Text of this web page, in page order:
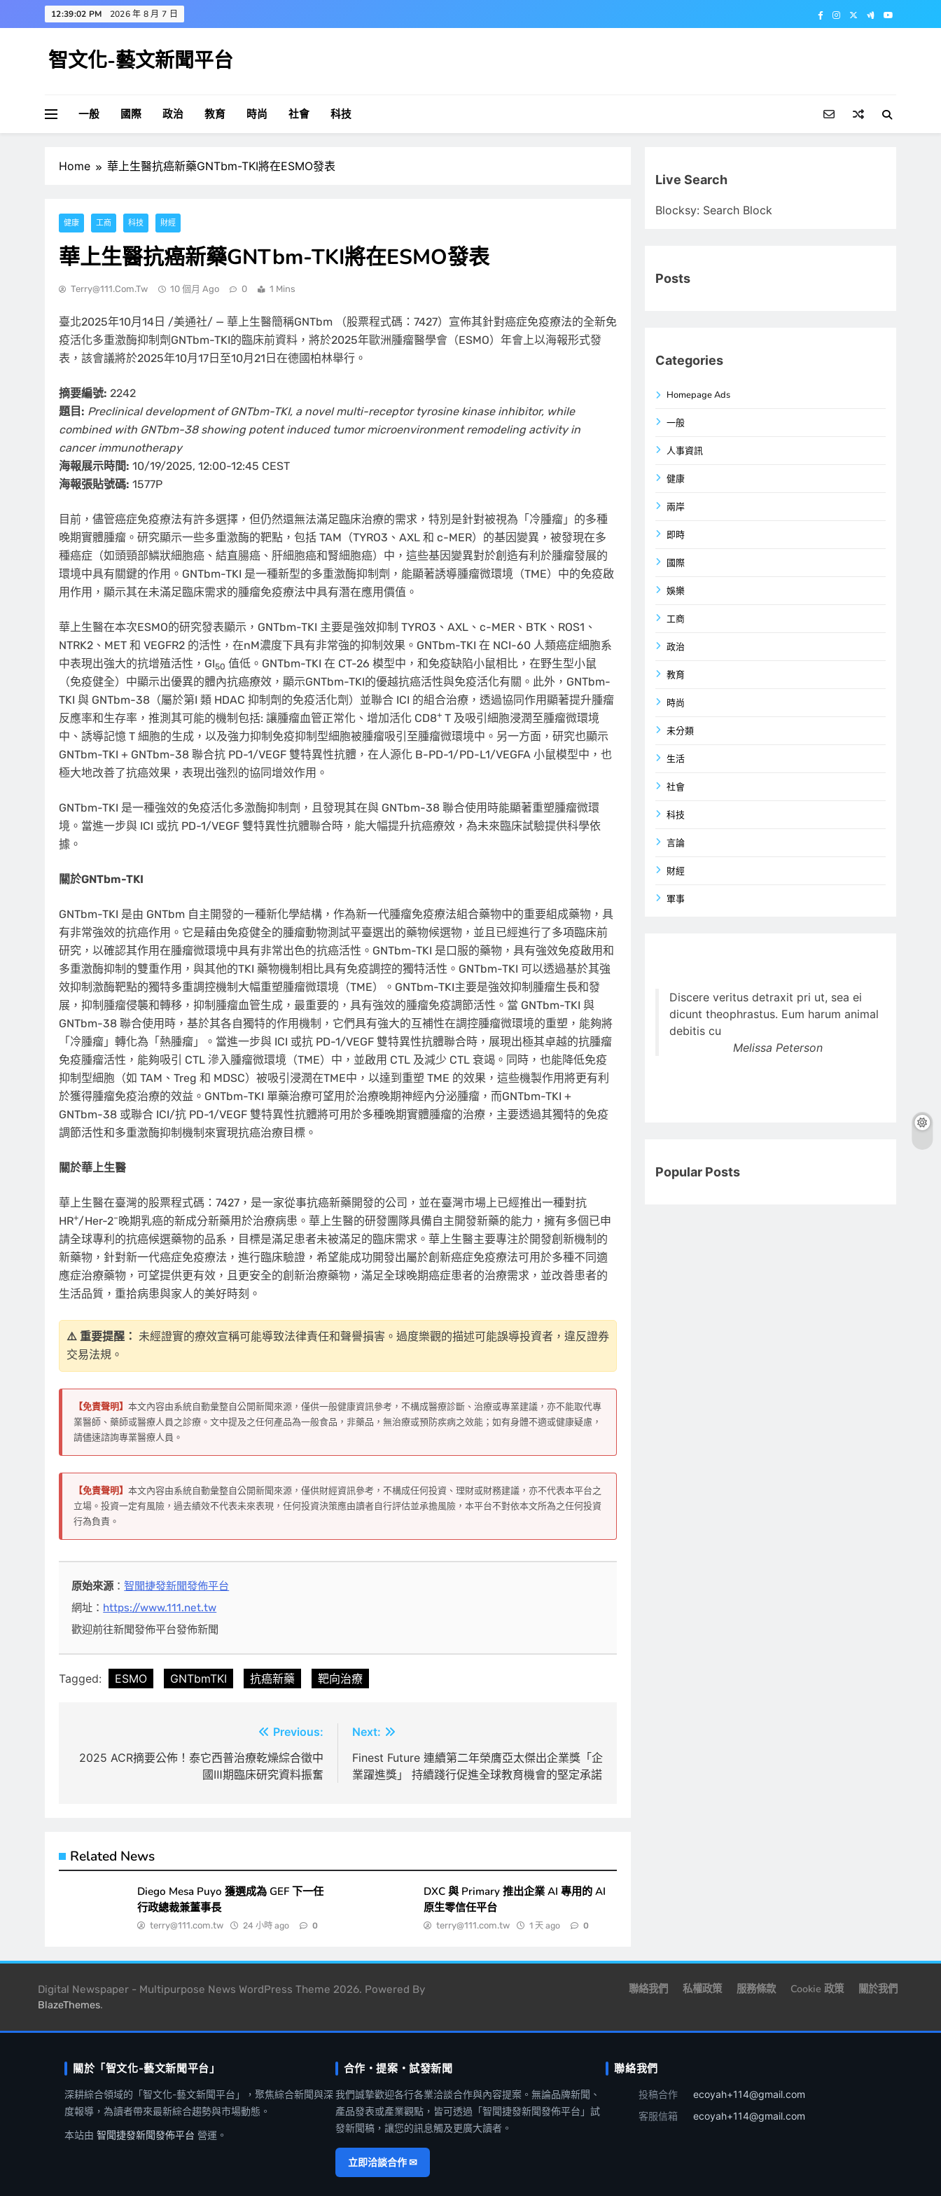
to
12:39:02 PM 2026 年 8 月 7 日
智文化-藝文新聞平台
一般 國際 政治 教育 時尚 社會 科技
Home 華上生醫抗癌新藥GNTbm-TKI將在ESMO發表
健康 工商 科技 財經
華上生醫抗癌新藥GNTbm-TKI將在ESMO發表
Terry@111.com.tw 10 個月 Ago 0 1 Mins
臺北2025年10月14日 /美通社/ — 華上生醫簡稱GNTbm （股票程式碼：7427）宣佈其針對癌症免疫療法的全新免
疫活化多重激酶抑制劑GNTbm-TKI的臨床前資料，將於2025年歐洲腫瘤醫學會（ESMO）年會上以海報形式發
表，該會議將於2025年10月17日至10月21日在德國柏林舉行。
摘要編號: 2242
題目 : Preclinical development of GNTbm-TKI, a novel multi-receptor tyrosine kinase inhibitor, while
combined with GNTbm-38 showing potent induced tumor microenvironment remodeling activity in
cancer immunotherapy
海報展示時間: 10/19/2025, 12:00-12:45 CEST
海報張貼號碼: 1577P
目前，儘管癌症免疫療法有許多選擇，但仍然還無法滿足臨床治療的需求，特別是針對被視為「冷腫瘤」的多種
晚期實體腫瘤。研究顯示一些多重激酶的靶點，包括 TAM（TYRO3、AXL 和 c-MER）的基因變異，被發現在多
種癌症（如頭頸部鱗狀細胞癌、結直腸癌、肝細胞癌和腎細胞癌）中，這些基因變異對於創造有利於腫瘤發展的
環境中具有關鍵的作用。GNTbm-TKI 是一種新型的多重激酶抑制劑，能顯著誘導腫瘤微環境（TME）中的免疫啟
用作用，顯示其在未滿足臨床需求的腫瘤免疫療法中具有潛在應用價值。
華上生醫在本次ESMO的研究發表顯示，GNTbm-TKI 主要是強效抑制 TYRO3、AXL、c-MER、BTK、ROS1、
NTRK2、MET 和 VEGFR2 的活性，在nM濃度下具有非常強的抑制效果。GNTbm-TKI 在 NCI-60 人類癌症細胞系
中表現出強大的抗增殖活性，GI50 值低。GNTbm-TKI 在 CT-26 模型中，和免疫缺陷小鼠相比，在野生型小鼠
（免疫健全）中顯示出優異的體內抗癌療效，顯示GNTbm-TKI的優越抗癌活性與免疫活化有關。此外，GNTbm-
TKI 與 GNTbm-38（屬於第I 類 HDAC 抑制劑的免疫活化劑）並聯合 ICI 的組合治療，透過協同作用顯著提升腫瘤
反應率和生存率，推測其可能的機制包括: 讓腫瘤血管正常化、增加活化 CD8+ T 及吸引細胞浸潤至腫瘤微環境
中、誘導記憶 T 細胞的生成，以及強力抑制免疫抑制型細胞被腫瘤吸引至腫瘤微環境中。另一方面，研究也顯示
GNTbm-TKI + GNTbm-38 聯合抗 PD-1/VEGF 雙特異性抗體，在人源化 B-PD-1/PD-L1/VEGFA 小鼠模型中，也
極大地改善了抗癌效果，表現出強烈的協同增效作用。
GNTbm-TKI 是一種強效的免疫活化多激酶抑制劑，且發現其在與 GNTbm-38 聯合使用時能顯著重塑腫瘤微環
境。當進一步與 ICI 或抗 PD-1/VEGF 雙特異性抗體聯合時，能大幅提升抗癌療效，為未來臨床試驗提供科學依
據。
關於GNTbm-TKI
GNTbm-TKI 是由 GNTbm 自主開發的一種新化學結構，作為新一代腫瘤免疫療法組合藥物中的重要組成藥物，具
有非常強效的抗癌作用。它是藉由免疫健全的腫瘤動物測試平臺選出的藥物候選物，並且已經進行了多項臨床前
研究，以確認其作用在腫瘤微環境中具有非常出色的抗癌活性。GNTbm-TKI 是口服的藥物，具有強效免疫啟用和
多重激酶抑制的雙重作用，與其他的TKI 藥物機制相比具有免疫調控的獨特活性。GNTbm-TKI 可以透過基於其強
效抑制激酶靶點的獨特多重調控機制大幅重塑腫瘤微環境（TME）。GNTbm-TKI主要是強效抑制腫瘤生長和發
展，抑制腫瘤侵襲和轉移，抑制腫瘤血管生成，最重要的，具有強效的腫瘤免疫調節活性。當 GNTbm-TKI 與
GNTbm-38 聯合使用時，基於其各自獨特的作用機制，它們具有強大的互補性在調控腫瘤微環境的重塑，能夠將
「冷腫瘤」轉化為「熱腫瘤」。當進一步與 ICI 或抗 PD-1/VEGF 雙特異性抗體聯合時，展現出極其卓越的抗腫瘤
免疫腫瘤活性，能夠吸引 CTL 滲入腫瘤微環境（TME）中，並啟用 CTL 及減少 CTL 衰竭。同時，也能降低免疫
抑制型細胞（如 TAM、Treg 和 MDSC）被吸引浸潤在TME中，以達到重塑 TME 的效果，這些機製作用將更有利
於獲得腫瘤免疫治療的效益。GNTbm-TKI 單藥治療可望用於治療晚期神經內分泌腫瘤，而GNTbm-TKI +
GNTbm-38 或聯合 ICI/抗 PD-1/VEGF 雙特異性抗體將可用於多種晚期實體腫瘤的治療，主要透過其獨特的免疫
調節活性和多重激酶抑制機制來實現抗癌治療目標。
關於華上生醫
華上生醫在臺灣的股票程式碼：7427，是一家從事抗癌新藥開發的公司，並在臺灣市場上已經推出一種對抗
HR+/Her-2–晚期乳癌的新成分新藥用於治療病患。華上生醫的研發團隊具備自主開發新藥的能力，擁有多個已申
請全球專利的抗癌候選藥物的品系，目標是滿足患者未被滿足的臨床需求。華上生醫主要專注於開發創新機制的
新藥物，針對新一代癌症免疫療法，進行臨床驗證，希望能成功開發出屬於創新癌症免疫療法可用於多種不同適
應症治療藥物，可望提供更有效，且更安全的創新治療藥物，滿足全球晚期癌症患者的治療需求，並改善患者的
生活品質，重拾病患與家人的美好時刻。
⚠️ 重要提醒： 未經證實的療效宣稱可能導致法律責任和聲譽損害。過度樂觀的描述可能誤導投資者，違反證券
交易法規。
【免責聲明】 本文內容由系統自動彙整自公開新聞來源，僅供一般健康資訊參考，不構成醫療診斷、治療或專業建議，亦不能取代專
業醫師、藥師或醫療人員之診療。文中提及之任何產品為一般食品，非藥品，無治療或預防疾病之效能；如有身體不適或健康疑慮，
請儘速諮詢專業醫療人員。
【免責聲明】 本文內容由系統自動彙整自公開新聞來源，僅供財經資訊參考，不構成任何投資、理財或財務建議，亦不代表本平台之
立場。投資一定有風險，過去績效不代表未來表現，任何投資決策應由讀者自行評估並承擔風險，本平台不對依本文所為之任何投資
行為負責。
原始來源 ：智聞捷發新聞發佈平台
網址： https://www.111.net.tw
歡迎前往新聞發佈平台發佈新聞
Tagged: ESMO GNTbmTKI 抗癌新藥 靶向治療
章
Previous:
2025 ACR摘要公佈！泰它西普治療乾燥綜合徵中
國Ⅲ期臨床研究資料振奮
Next:
Finest Future 連續第二年榮膺亞太傑出企業獎「企
業躍進獎」 持續踐行促進全球教育機會的堅定承諾
Related News
Diego Mesa Puyo 獲選成為 GEF 下一任
行政總裁兼董事長
terry@111.com.tw 24 小時 ago 0
DXC 與 Primary 推出企業 AI 專用的 AI
原生零信任平台
terry@111.com.tw 1 天 ago 0
Live Search
Blocksy: Search Block
Posts
Categories
Homepage Ads
一般
人事資訊
健康
兩岸
即時
國際
娛樂
工商
政治
教育
時尚
未分類
生活
社會
科技
言論
財經
軍事
Discere veritus detraxit pri ut, sea ei
dicunt theophrastus. Eum harum animal
debitis cu
Melissa Peterson
Popular Posts
Digital Newspaper - Multipurpose News WordPress Theme 2026. Powered By
BlazeThemes.
聯絡我們 私權政策 服務條款 Cookie 政策 關於我們
關於「智文化-藝文新聞平台」
深耕綜合領域的「智文化-藝文新聞平台」，聚焦綜合新聞與深
度報導，為讀者帶來最新綜合趨勢與市場動態。
本站由 智聞捷發新聞發佈平台 營運。
合作・提案・試發新聞
我們誠摯歡迎各行各業洽談合作與內容提案。無論品牌新聞、
產品發表或產業觀點，皆可透過「智聞捷發新聞發佈平台」試
發新聞稿，讓您的訊息觸及更廣大讀者。
立即洽談合作 ✉
聯絡我們
投稿合作
ecoyah+114@gmail.com
客服信箱
ecoyah+114@gmail.com